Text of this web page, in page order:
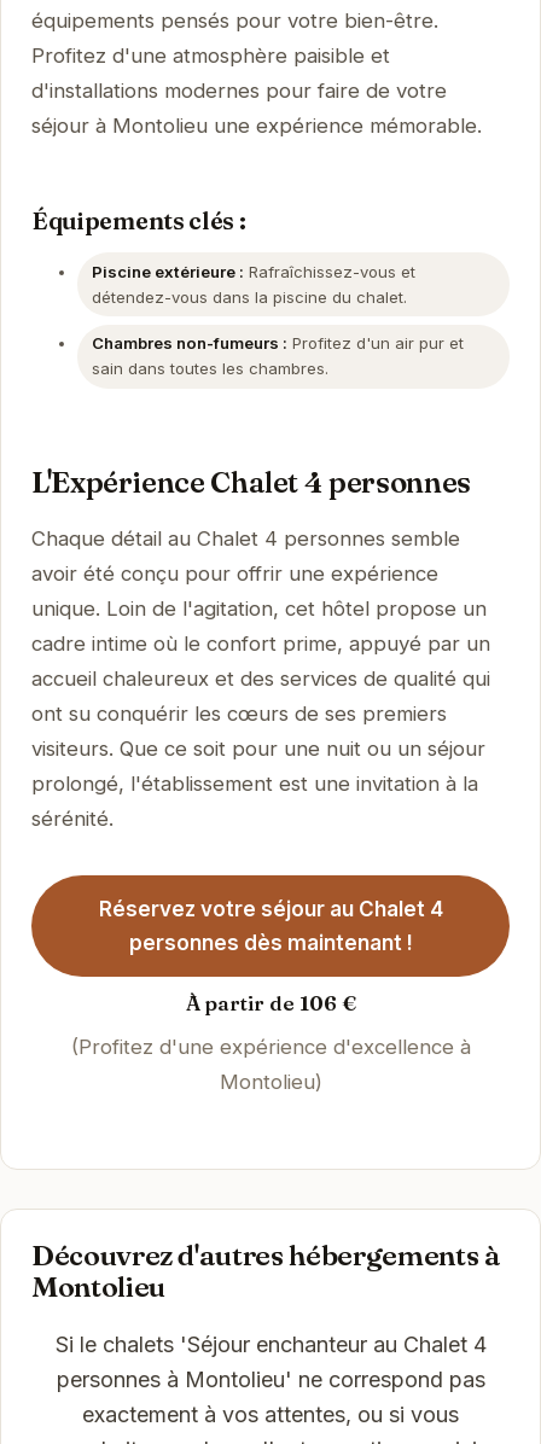
équipements pensés pour votre bien-être.
Profitez d'une atmosphère paisible et
d'installations modernes pour faire de votre
séjour à Montolieu une expérience mémorable.
Équipements clés :
Piscine extérieure : Rafraîchissez-vous et
détendez-vous dans la piscine du chalet.
Chambres non-fumeurs : Profitez d'un air pur et
sain dans toutes les chambres.
L'Expérience Chalet 4 personnes
Chaque détail au Chalet 4 personnes semble
avoir été conçu pour offrir une expérience
unique. Loin de l'agitation, cet hôtel propose un
cadre intime où le confort prime, appuyé par un
accueil chaleureux et des services de qualité qui
ont su conquérir les cœurs de ses premiers
visiteurs. Que ce soit pour une nuit ou un séjour
prolongé, l'établissement est une invitation à la
sérénité.
Réservez votre séjour au Chalet 4
personnes dès maintenant !
À partir de 106 €
(Profitez d'une expérience d'excellence à
Montolieu)
Découvrez d'autres hébergements à
Montolieu
Si le chalets 'Séjour enchanteur au Chalet 4
personnes à Montolieu' ne correspond pas
exactement à vos attentes, ou si vous